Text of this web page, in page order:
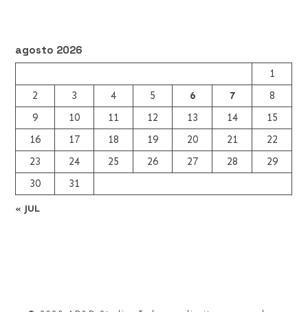
agosto 2026
1
2
3 4 5 6 7
8
9
10 11 12 13 14
15
16
17 18 19 20 21
22
23
24 25 26 27 28
29
30
31
« JUL